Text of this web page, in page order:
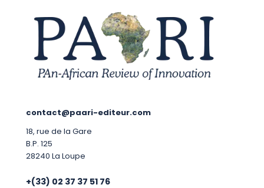
contact@paari-editeur.com
18, rue de la Gare
B.P. 125
28240 La Loupe
+(33) 02 37 37 51 76